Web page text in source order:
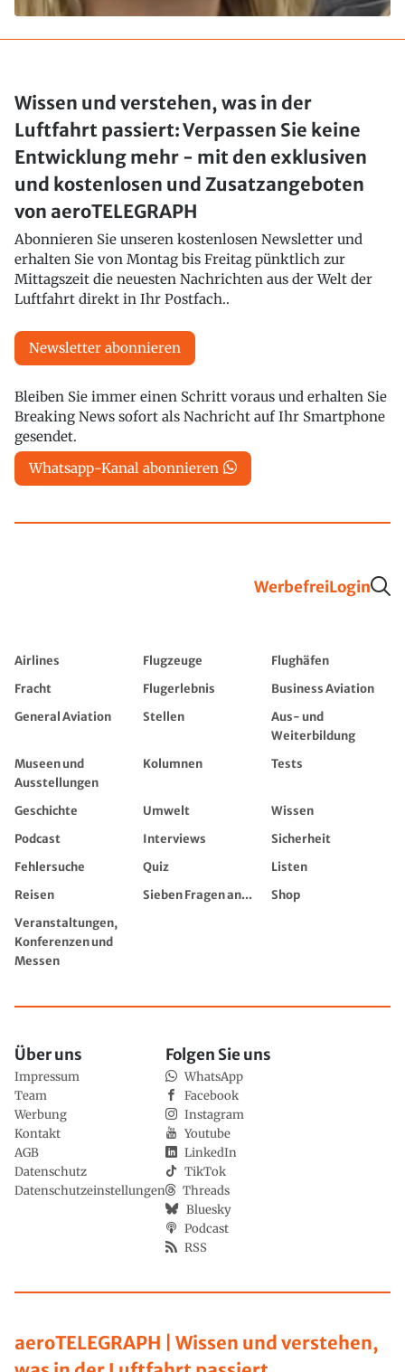
Wissen und verstehen, was in der
Luftfahrt passiert: Verpassen Sie keine
Entwicklung mehr - mit den exklusiven
und kostenlosen und Zusatzangeboten
von aeroTELEGRAPH
Abonnieren Sie unseren kostenlosen Newsletter und
erhalten Sie von Montag bis Freitag pünktlich zur
Mittagszeit die neuesten Nachrichten aus der Welt der
Luftfahrt direkt in Ihr Postfach..
Newsletter abonnieren
Bleiben Sie immer einen Schritt voraus und erhalten Sie
Breaking News sofort als Nachricht auf Ihr Smartphone
gesendet.
Whatsapp-Kanal abonnieren
WerbefreiLogin
Airlines Flugzeuge
Flughäfen
Fracht
Flugerlebnis
Business Aviation
General Aviation
Stellen
Aus- und
Weiterbildung
Museen und
Ausstellungen
Kolumnen Tests
Geschichte Umwelt
Wissen
Podcast
Interviews
Sicherheit
Fehlersuche
Quiz
Listen
Reisen
Sieben Fragen an...
Shop
Veranstaltungen,
Konferenzen und
Messen
aeroTELEGRAPH | Wissen und verstehen,
Über uns
Impressum
Team
Werbung
Kontakt
AGB
Datenschutz
Datenschutzeinstellungen
Folgen Sie uns
WhatsApp
Facebook
Instagram
Youtube
LinkedIn
TikTok
Threads
Bluesky
Podcast
RSS